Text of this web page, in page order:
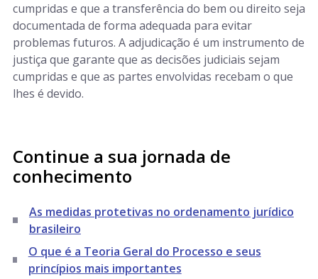
cumpridas e que a transferência do bem ou direito seja
documentada de forma adequada para evitar
problemas futuros. A adjudicação é um instrumento de
justiça que garante que as decisões judiciais sejam
cumpridas e que as partes envolvidas recebam o que
lhes é devido.
Continue a sua jornada de
conhecimento
As medidas protetivas no ordenamento jurídico
brasileiro
O que é a Teoria Geral do Processo e seus
princípios mais importantes